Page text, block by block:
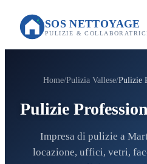
SOS NETTOYAGE
PULIZIE &
Home Pulizia Vallese Pulizie
Pulizie
Impresa di pulizie a
locazione, uffici, vetri,